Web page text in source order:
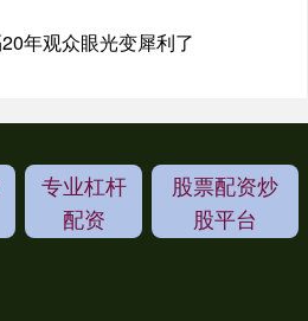
年观众眼光变犀利了
专业杠杆
配资
股票配资炒
股平台